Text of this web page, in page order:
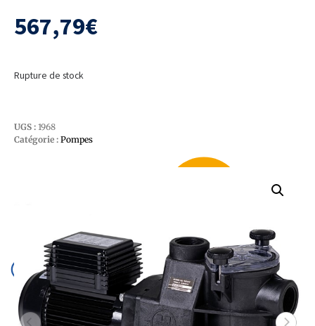
567,79€
Rupture de stock
UGS : 1968
Catégorie : Pompes